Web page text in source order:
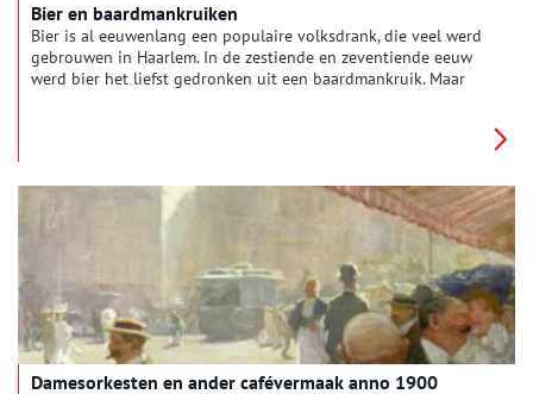
Bier en baardmankruiken
Bier is al eeuwenlang een populaire volksdrank, die veel werd
gebrouwen in Haarlem. In de zestiende en zeventiende eeuw
werd bier het liefst gedronken uit een baardmankruik. Maar
Damesorkesten en ander cafévermaak anno 1900